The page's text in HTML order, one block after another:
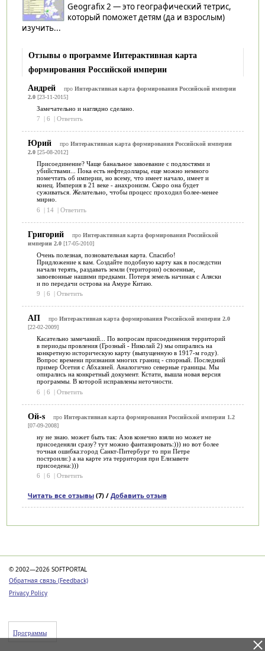
Geografix 2 — это географический тетрис,
который поможет детям (да и взрослым)
изучить...
Отзывы о программе Интерактивная карта
формирования Российской империи
Андрей
про Интерактивная карта формирования Российской империи
2.0[23-11-2015]
Замечательно и наглядно сделано.
7
6 Ответить
Юрий про Интерактивная карта формирования Российской империи
2.0[25-08-2012]
Присоединение? Чаще банальное завоевание с подлостями и
убийствами... Пока есть нефтедоллары, еще можно немного
помечтать об империи, но всему, что имеет начало, имеет и
конец. Империя в 21 веке - анахронизм. Скоро она будет
суживаться. Желательно, чтобы процесс проходил более-менее
мирно.
6
| 14 | Ответить
Григорий про Интерактивная карта формирования Российской
империи 2.0[17-05-2010]
Очень полезная, позновательная карта. Спасибо!
Придложение к вам. Создайте подобную карту как в последстии
начали терять, раздавать земли (територии) освоенные,
завоевонные нашими предками. Потеря земель начиная с Аляски
и по передачи острова на Амуре Китаю.
9
6 Ответить
АП про Интерактивная карта формирования Российской империи 2.0
[22-02-2009]
Касательно замечаний... По вопросам присоединения территорий
в периоды провления (Грозный - Николай 2) мы опирались на
конкретную историческую карту (выпущенную в 1917-м году).
Вопрос времени признания многих границ - спорный. Последний
пример Осетия с Абхазией. Аналогично северные границы. Мы
опирались на конкретный документ. Кстати, вышла новая версия
программы. В которой исправлены неточности.
6
| 6 | Ответить
Ой-s про Интерактивная карта формирования Российской империи 1.2
[07-09-2008]
ну не знаю. может быть так: Азов конечно взяли но может не
присоеденяли сразу? тут можно фантазировать:))) но вот более
точная ошибка:город Санкт-Питербург то при Петре
построили:) а на карте эта территория при Елизавете
присоедена:)))
6
6 Ответить
Читать все отзывы(7) / Добавить отзыв
© 2002—2026 SOFTPORTAL
Обратная связь (Feedback)
Privacy Policy
Программы